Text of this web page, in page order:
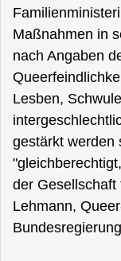
Maßnahmen in
nach Angaben
Lesben,
gestärkt werden
der Gesellschaft
Lehmann,